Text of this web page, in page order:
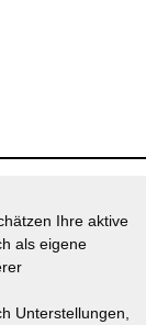
Ihre aktive
als eigene
Unterstellungen,